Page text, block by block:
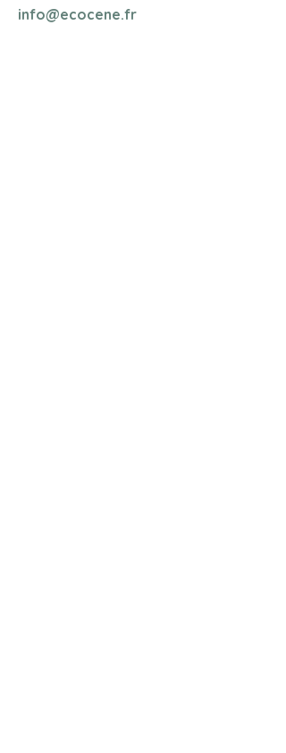
info@ecocene.fr